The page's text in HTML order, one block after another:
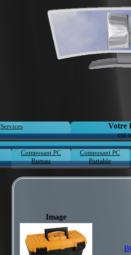
Services
Votre
est
Composant PC
Bureau
Composant PC
Portable
Image